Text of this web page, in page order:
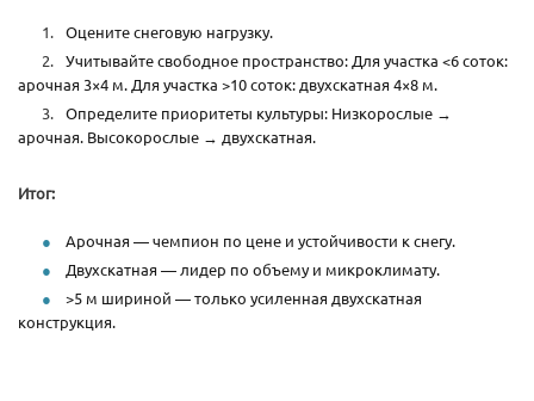
Оцените снеговую нагрузку.
Учитывайте свободное пространство: Для участка <6 соток:
арочная 3×4 м. Для участка >10 соток: двухскатная 4×8 м.
Определите приоритеты культуры: Низкорослые →
арочная. Высокорослые → двухскатная.
Итог:
Арочная — чемпион по цене и устойчивости к снегу.
Двухскатная — лидер по объему и микроклимату.
>5 м шириной — только усиленная двухскатная
конструкция.